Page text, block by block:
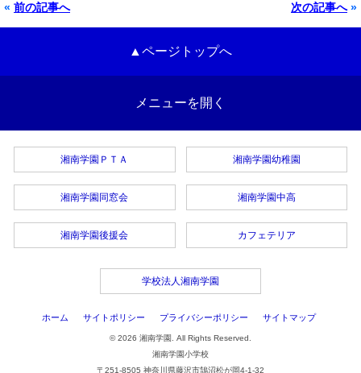
« 前の記事へ 次の記事へ»
▲ページトップへ
メニューを開く
湘南学園ＰＴＡ
湘南学園同窓会
湘南学園後援会
湘南学園幼稚園
湘南学園中高
カフェテリア
学校法人湘南学園
ホーム サイトポリシー プライバシーポリシー サイトマップ
© 2026 湘南学園. All Rights Reserved.
湘南学園小学校
〒251-8505 神奈川県藤沢市鵠沼松が岡4-1-32